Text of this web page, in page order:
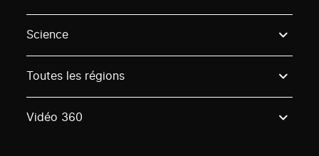
Science
Toutes les régions
Vidéo 360